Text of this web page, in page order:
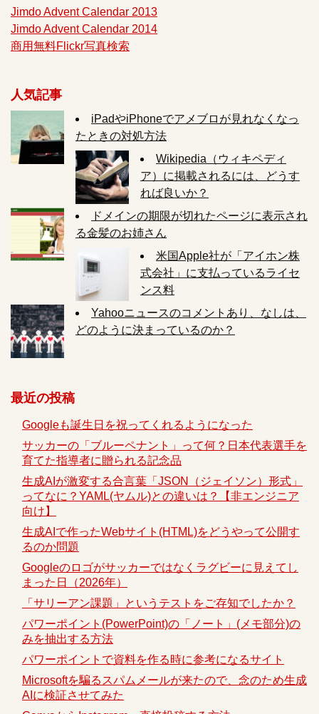
Jimdo Advent Calendar 2013
Jimdo Advent Calendar 2014
商用無料Flickr写真検索
人気記事
iPadやiPhoneでアメブロが見れなくなっ
たときの対処方法
Wikipedia（ウィキペディ
ア）に掲載されるには、どうす
れば良いか？
ドメインの期限が切れたページに表示され
る金髪のお姉さん
米国Apple社が「アイホン株
式会社」に支払っているライセ
ンス料
Yahooニュースのコメントあり、なしは、
どのように決まっているのか？
最近の投稿
Googleも誕生日を祝ってくれるようになった
サッカーの「ブルーペナント」って何？日本代表選手を
育てた指導者に贈られる記念品
生成AIが激変する合言葉「JSON（ジェイソン）形式」
ってなに？YAML(ヤムル)との違いは？【非エンジニア
向け】
生成AIで作ったWebサイト(HTML)をどうやって公開す
るのか問題
Googleのロゴがサッカーではなくラグビーに見えてし
まった日（2026年）
「サリーアン課題」というテストをご存知でしたか？
パワーポイント(PowerPoint)の「ノート」(メモ部分)の
みを抽出する方法
パワーポイントで資料を作る時に参考になるサイト
Microsoftを騙るスパムメールが来たので、念のため生成
AIに検証させてみた